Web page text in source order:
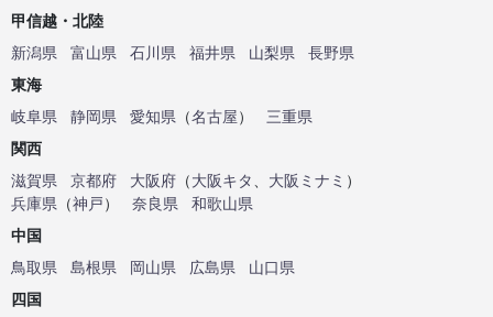
甲信越・北陸
新潟県
富山県 石川県 福井県 山梨県
長野県
東海
岐阜県
静岡県 愛知県 （名古屋）
三重県
関西
滋賀県
京都府 大阪府 （大阪キタ、 大阪ミナミ ）
兵庫県 （神戸） 奈良県
和歌山県
中国
鳥取県
島根県 岡山県 広島県
山口県
四国